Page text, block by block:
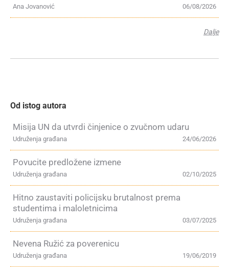
06/08/2026
Ana Jovanović
Dalje
Od istog autora
Misija UN da utvrdi činjenice o zvučnom udaru
24/06/2026
Udruženja građana
Povucite predložene izmene
02/10/2025
Udruženja građana
Hitno zaustaviti policijsku brutalnost prema
studentima i maloletnicima
03/07/2025
Udruženja građana
Nevena Ružić za poverenicu
19/06/2019
Udruženja građana